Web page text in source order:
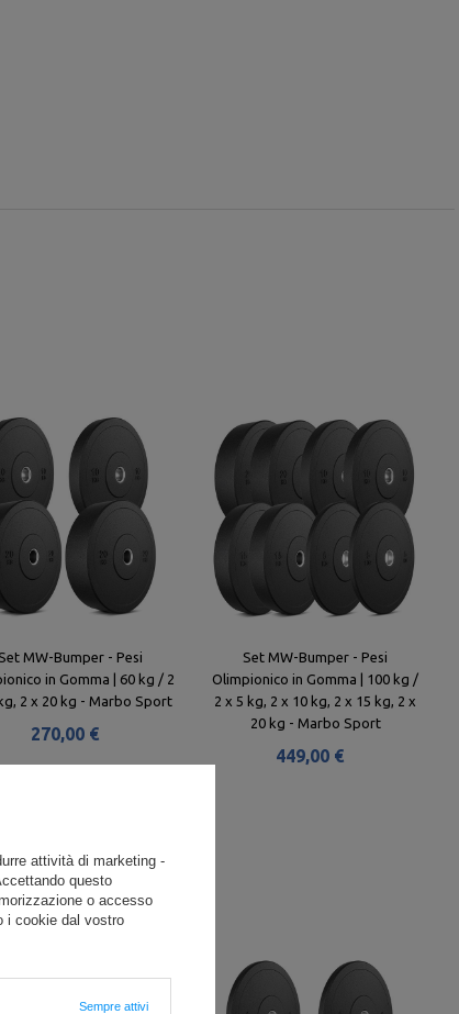
Set MW-Bumper - Pesi
in Gomma | 60 kg / 2
2 x 20 kg - Marbo Sport
270,00 €
Set MW-Bumper - Pesi
Olimpionico in Gomma | 100 kg /
2 x 5 kg, 2 x 10 kg, 2 x 15 kg, 2 x
20 kg - Marbo Sport
449,00 €
attività di marketing -
questo
o accesso
i cookie dal vostro
Sempre attivi